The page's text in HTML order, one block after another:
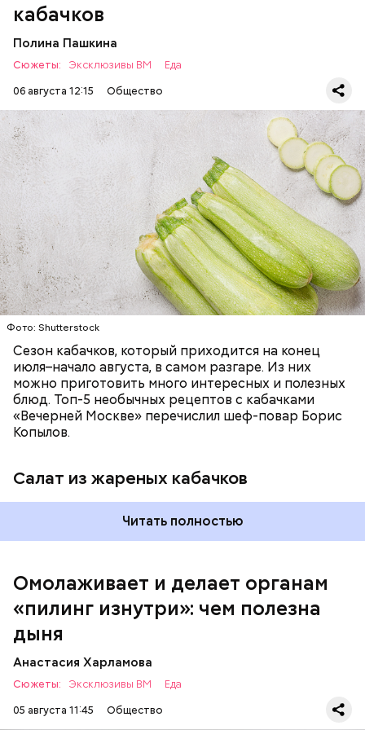
кабачков
Полина Пашкина
Сюжеты: Эксклюзивы ВМ
Еда
06 августа 12:15
Общество
Фото: Shutterstock
Сезон кабачков, который приходится на конец
июля–начало августа, в самом разгаре. Из них
можно приготовить много интересных и полезных
блюд. Топ-5 необычных рецептов с кабачками
«Вечерней Москве» перечислил шеф-повар Борис
Копылов.
Салат из жареных кабачков
Ингредиенты:
Читать полностью
ЕДА ОВОЩИ РЕЦЕПТЫ
Омолаживает и делает органам
«пилинг изнутри»: чем полезна
дыня
Анастасия Харламова
Сюжеты: Эксклюзивы ВМ
Еда
05 августа 11:45
Общество
ногти и оказывает омолаживающее действие;
витамин С — работает как антиоксидант,
клетчатка — достаточно нежная и забирает
излишки холестерина, сахара и соли тяжелых
фолиевая кислота (в большом количестве) —
она необходима беременным женщинам,
чтобы формировалась нервная трубка у
плода. Также ее рекомендуют принимать для
снижения уровня гомоцистеина — это
вещество вызывает микровоспаление в
— В момент стресса он держит сосуды под
контролем и контролирует более 300 реакций
нашего организма. Также положительно влияет на
нервную систему, успокаивает, предотвращает
Вред дыни
Фото: Shutterstock